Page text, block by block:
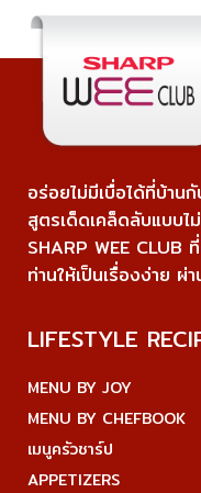
อร่อยไม่มีเบื่อได้ที่บ้าน
สูตรเด็ดเคล็ดลับแบบไ
SHARP WEE CLUB
ท่านให้เป็นเรื่องง่าย
LIFESTYLE
MENU BY JOY
MENU BY CHEFBOOK
เมนูครัวชาร์ป
APPETIZERS